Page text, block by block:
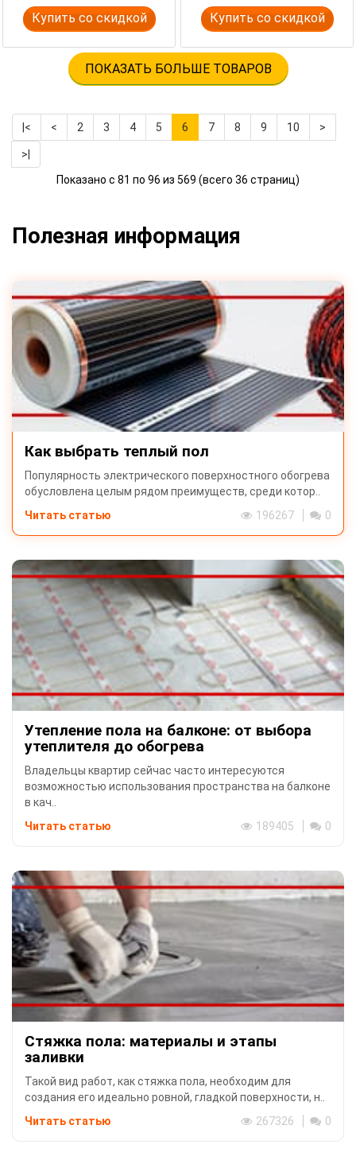
Купить со скидкой Купить со скидкой
ПОКАЗАТЬ БОЛЬШЕ ТОВАРОВ
|< < 2 3 4 5 6 7 8 9 10 >
>|
Показано с 81 по 96 из 569 (всего 36 страниц)
Полезная информация
Как выбрать теплый пол
Популярность электрического поверхностного обогрева
обусловлена целым рядом преимуществ, среди котор..
Читать статью
196267 0
Утепление пола на балконе: от выбора
утеплителя до обогрева
Владельцы квартир сейчас часто интересуются
возможностью использования пространства на балконе
в кач..
Читать статью
189405 0
Стяжка пола: материалы и этапы
заливки
Такой вид работ, как стяжка пола, необходим для
создания его идеально ровной, гладкой поверхности, н..
Читать статью
267326 0